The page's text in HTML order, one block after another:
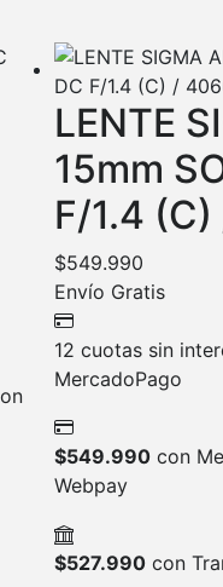
LENTE
15mm
F/1.4
$549.990
Envío Gratis
12 cuotas sin
MercadoPago
$549.990 con
Webpay
$527.990 con